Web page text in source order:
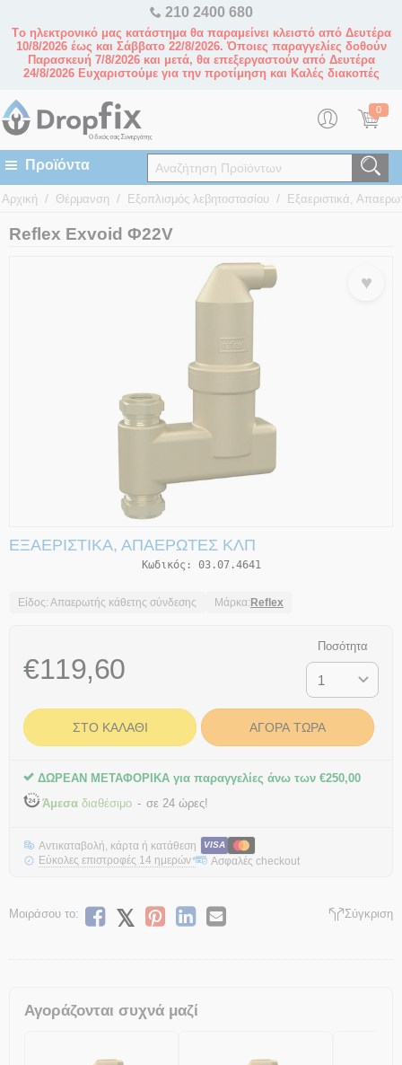
210 2400 680
Tο ηλεκτρονικό μας κατάστημα θα παραμείνει κλειστό από Δευτέρα
10/8/2026 έως και Σάββατο 22/8/2026. Όποιες παραγγελίες δοθούν
Παρασκευή 7/8/2026 και μετά, θα επεξεργαστούν από Δευτέρα
24/8/2026 Ευχαριστούμε για την προτίμηση και Καλές διακοπές
0
Αρχική / Θέρμανση / Εξοπλισμός λεβητοστασίου / Εξαεριστικά,
Reflex Exvoid Φ22V
♥
ΕΞΑΕΡΙΣΤΙΚΆ, ΑΠΑΕΡΩΤΈΣ ΚΛΠ
Κωδικός: 03.07.4641
Είδος: Απαερωτής κάθετης σύνδεσης Μάρκα: Reflex
€119,60
Ποσότητα
ΣΤΟ ΚΑΛΆΘΙ ΑΓΟΡΆ ΤΏΡΑ
ΔΩΡΕΑΝ ΜΕΤΑΦΟΡΙΚΑ για παραγγελίες άνω των €250,00
Άμεσα διαθέσιμο σε 24 ώρες!
Αντικαταβολή, κάρτα ή κατάθεση VISA
Εύκολες επιστροφές 14 ημερών* Ασφαλές checkout
Μοιράσου το: Σύγκριση
Αγοράζονται συχνά μαζί